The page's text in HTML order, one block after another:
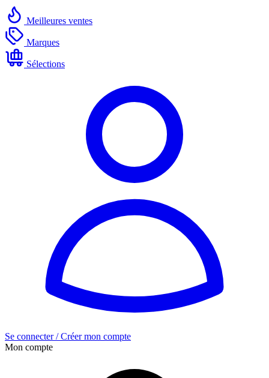
Meilleures ventes
Marques
Sélections
Se connecter / Créer mon compte
Mon compte